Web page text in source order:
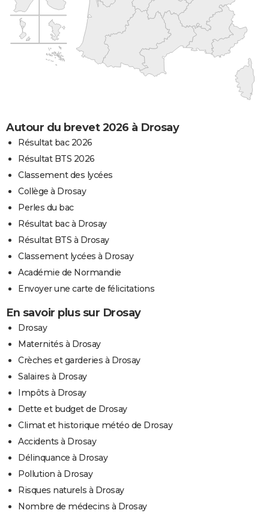
Autour du brevet 2026 à Drosay
Résultat bac 2026
Résultat BTS 2026
Classement des lycées
Collège à Drosay
Perles du bac
Résultat bac à Drosay
Résultat BTS à Drosay
Classement lycées à Drosay
Académie de Normandie
Envoyer une carte de félicitations
En savoir plus sur Drosay
Drosay
Maternités à Drosay
Crèches et garderies à Drosay
Salaires à Drosay
Impôts à Drosay
Dette et budget de Drosay
Climat et historique météo de Drosay
Accidents à Drosay
Délinquance à Drosay
Pollution à Drosay
Risques naturels à Drosay
Nombre de médecins à Drosay